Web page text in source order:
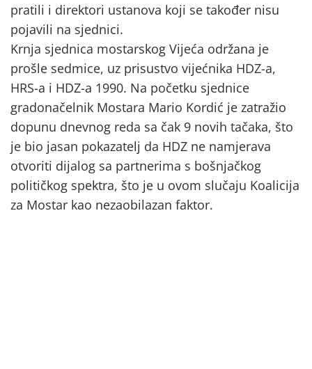
pratili i direktori ustanova koji se također nisu
pojavili na sjednici.
Krnja sjednica mostarskog Vijeća održana je
prošle sedmice, uz prisustvo vijećnika HDZ-a,
HRS-a i HDZ-a 1990. Na početku sjednice
gradonačelnik Mostara Mario Kordić je zatražio
dopunu dnevnog reda sa čak 9 novih tačaka, što
je bio jasan pokazatelj da HDZ ne namjerava
otvoriti dijalog sa partnerima s bošnjačkog
političkog spektra, što je u ovom slučaju Koalicija
za Mostar kao nezaobilazan faktor.